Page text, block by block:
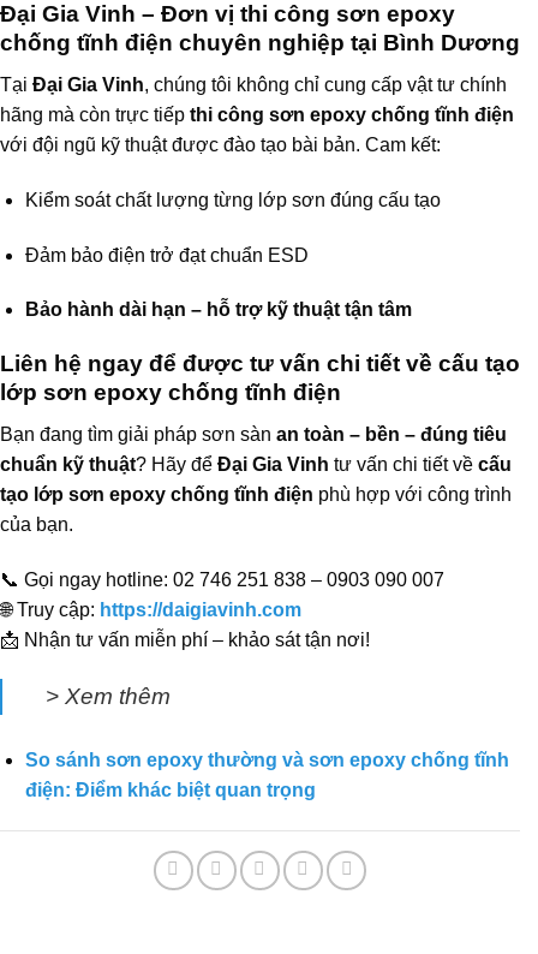
Đại Gia Vinh – Đơn vị thi công sơn epoxy
chống tĩnh điện chuyên nghiệp tại Bình Dương
Tại Đại Gia Vinh, chúng tôi không chỉ cung cấp vật tư chính
hãng mà còn trực tiếp thi công sơn epoxy chống tĩnh điện
với đội ngũ kỹ thuật được đào tạo bài bản. Cam kết:
Kiểm soát chất lượng từng lớp sơn đúng cấu tạo
Đảm bảo điện trở đạt chuẩn ESD
Bảo hành dài hạn – hỗ trợ kỹ thuật tận tâm
Liên hệ ngay để được tư vấn chi tiết về cấu tạo
lớp sơn epoxy chống tĩnh điện
Bạn đang tìm giải pháp sơn sàn an toàn – bền – đúng tiêu
chuẩn kỹ thuật? Hãy để Đại Gia Vinh tư vấn chi tiết về cấu
tạo lớp sơn epoxy chống tĩnh điện phù hợp với công trình
của bạn.
📞 Gọi ngay hotline: 02 746 251 838 – 0903 090 007
🌐 Truy cập: https://daigiavinh.com
📩 Nhận tư vấn miễn phí – khảo sát tận nơi!
> Xem thêm
So sánh sơn epoxy thường và sơn epoxy chống tĩnh
điện: Điểm khác biệt quan trọng